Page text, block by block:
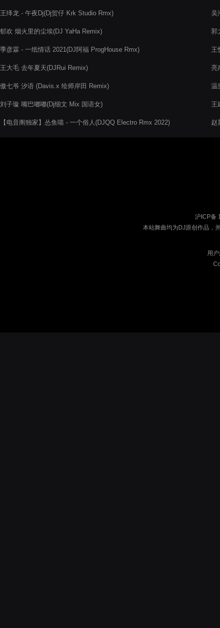
王绎龙 - 午夜Dj(Dj贺仔 Krk Studio Rmx)
郁欢 烟火里的尘埃(DJ YaHa Remix)
季彦霖 - 一纸情话 2021(DJ阿福 ProgHouse Rmx)
王大毛 去年夏天(DJRui Remix)
傲七爷 汐语 (Davis.x 绘师岸田 Remix)
刘子璇 嘴巴嘟嘟(Dj细文 Mix 国语女)
【电音阁独家】怂鱼喵 - 一个俗人(DJQQ Electro Rmx 2022)
吴
郭
王
亮
温
王
赵
沪ICP备
本站舞曲均为DJ原创作品，
用